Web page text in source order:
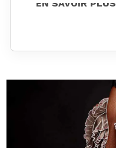
EN SAVOIR PLUS